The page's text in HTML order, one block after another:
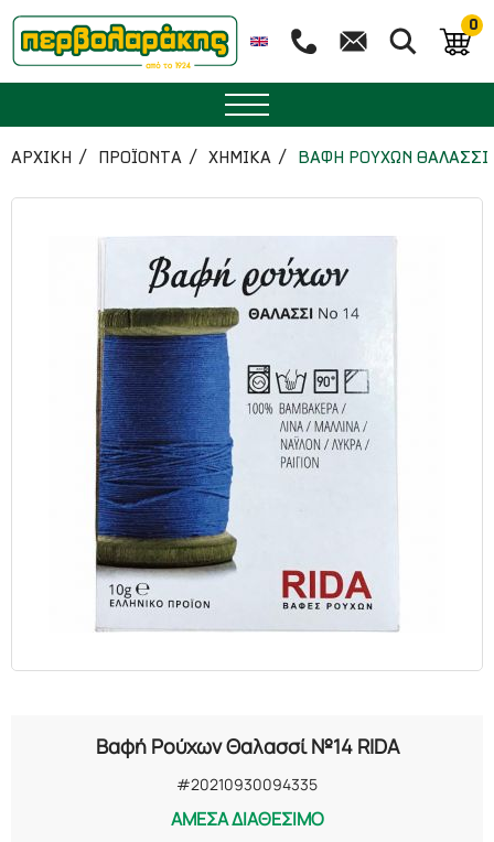
0
ΜΠΑΧΑΡΙΚΑ
ΒΟΤΑΝΑ
ΥΠΕΡΤΡΟΦΕΣ
ΔΙΑΤΡΟΦΗ
ΖΑΧΑΡΟΠΛΑΣΤΙΚΗ
ΑΙΘΕΡΙΑ ΕΛΑΙΑ
ΚΑΛΛΥΝΤΙΚΑ
ΑΡΧΙΚΉ ΠΡΟΪΟΝΤΑ ΧΗΜΙΚΑ ΒΑΦΗ ΡΟΥΧΩΝ
Βαφή Ρούχων Θαλασσί №14 RIDA
#20210930094335
ΑΜΕΣΑ ΔΙΑΘΕΣΙΜΟ